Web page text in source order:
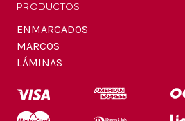
PRODUCTOS
ENMARCADOS
MARCOS
LÁMINAS